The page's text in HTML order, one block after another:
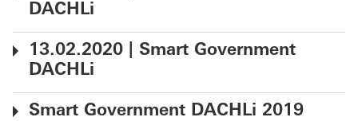
DACHLi
13.02.2020 | Smart Government
DACHLi
Smart Government DACHLi 2019